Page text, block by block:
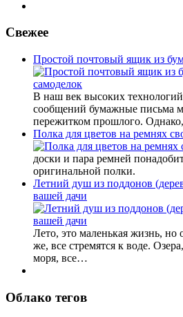
Свежее
Простой почтовый ящик из
В наш век высоких
сообщений бумажные письма
пережитком прошлого.
Полка для цветов на ремнях
доски и пара ремней
оригинальной полки.
Летний душ из поддонов
вашей дачи
Лето, это маленькая жизнь, но
же, все стремятся к воде.
моря, все…
Облако тегов